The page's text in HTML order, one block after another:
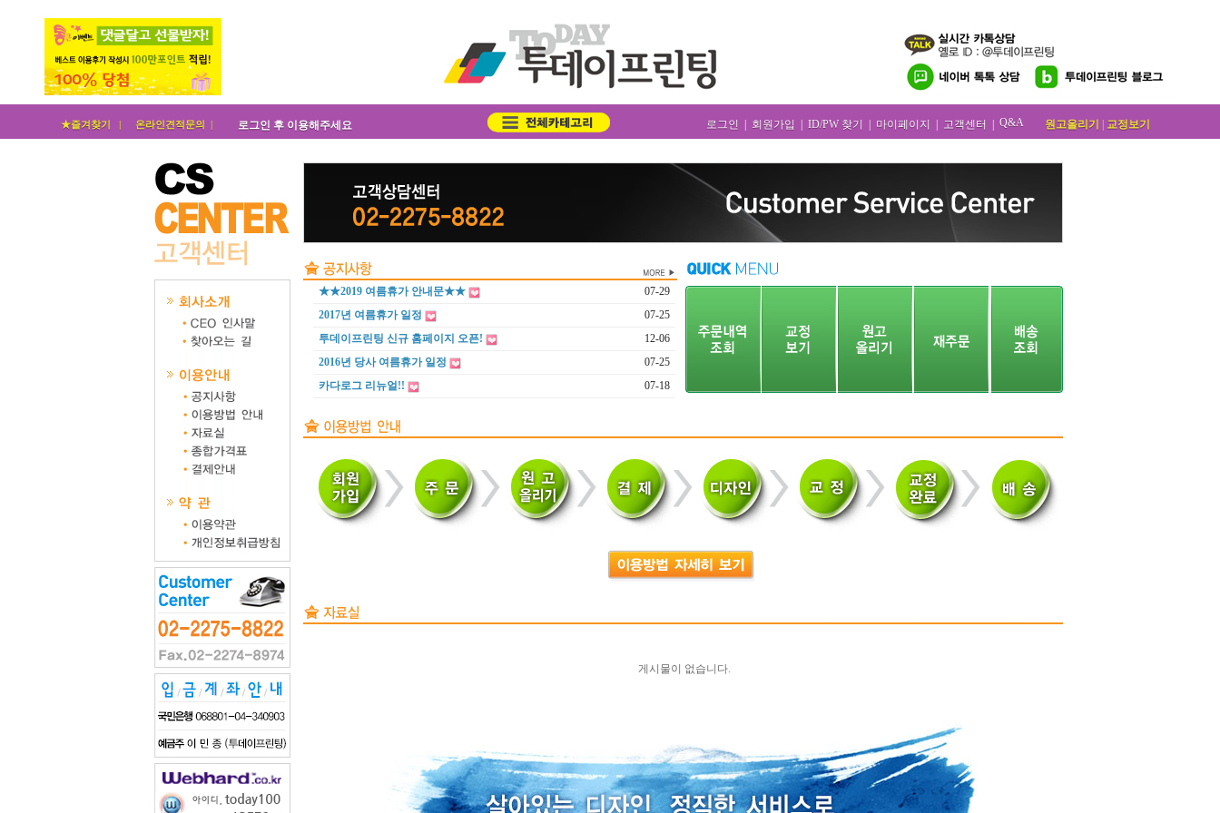
★즐겨찾기 | 온라인견적문의 | 로그인 후 이용해주세요 원고올리기 교정보기
로그인 회원가입 ID/PW 찾기 마이페이지
(0)
고객센터 Q&A
★★2019 여름휴가 안내문★★
07-29
2017년 여름휴가 일정
07-25
투데이프린팅 신규 홈페이지 오픈!
12-06
2016년 당사 여름휴가 일정
07-25
카다로그 리뉴얼!!
07-18
게시물이 없습니다.